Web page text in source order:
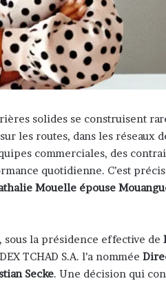
solides se construisent
les routes, dans les réseaux
commerciales, des
quotidienne. C’est
Mouelle épouse
, sous la présidence effective de
TCHAD S.A. l’a nommée
Secke. Une décision qui
plateforme
va
contribuer
à
regard
porté
sur
il y a 7 jours
« Cette
samir